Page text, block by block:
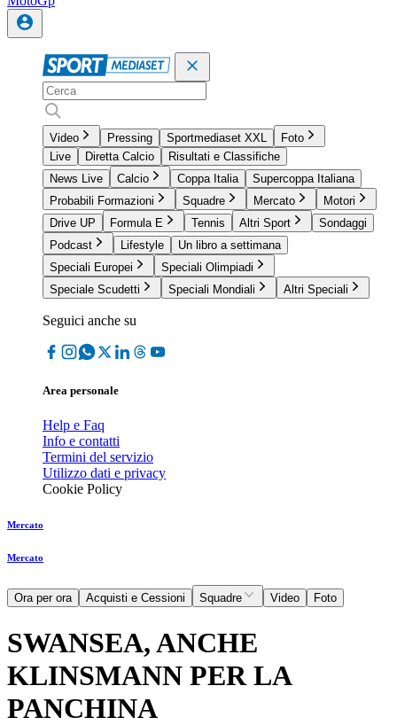
Video Pressing Sportmediaset XXL
Foto
Live
Diretta Calcio
Risultati e Classifiche
News Live
Calcio Coppa Italia
Supercoppa Italiana
Probabili Formazioni
Squadre Mercato
Motori
Drive UP
Formula E Tennis Altri Sport
Sondaggi
Podcast
Lifestyle
Un libro a settimana
Speciali Europei
Speciali Olimpiadi
Speciale Scudetti
Speciali Mondiali Altri Speciali
Seguici anche su
Area personale
Help e Faq
Info e contatti
Termini del servizio
Utilizzo dati e privacy
Cookie Policy
Mercato
Mercato
Ora per ora Acquisti e Cessioni Squadre Video Foto
SWANSEA, ANCHE
KLINSMANN PER LA
PANCHINA